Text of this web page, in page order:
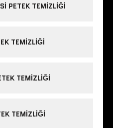
PETEK TEMIZLIĞI
TEMIZLIĞI
TEMIZLIĞI
TEMIZLIĞI